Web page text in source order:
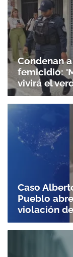
Condenan
femicidio:
vivirá el
Caso
Pueblo
violación